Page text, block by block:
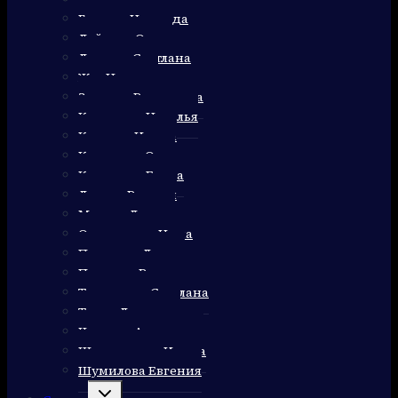
Гуляева Надежда
Дейнега Ольга
Домнич Светлана
Жук Наталья
Зернова Валентина
Калинина Наталья
Карпова Ирина
Клименко Олег
Колюкина Елена
Лариса Рудзиш
Марута Лариса
Очеретяная Нина
Пикалова Лидия
Пушкарь Валентина
Тинянская Светлана
Троян Людмила
Черноус Александр
Шерлаимова Ирина
Шумилова Евгения
Переключить